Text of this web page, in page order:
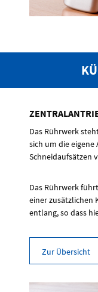
Das Rührwerk
sich um die eigene
Schneidaufsätzen
Das Rührwerk
einer zusätzlichen
entlang, so dass
Zur Übersicht